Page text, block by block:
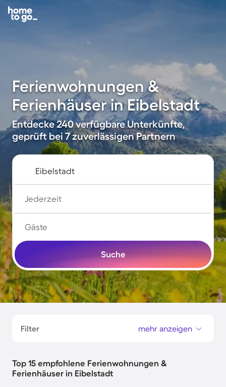
Ferienwohnungen &
Ferienhäuser in Eibelstadt
Entdecke 240 verfügbare Unterkünfte,
geprüft bei 7 zuverlässigen Partnern
Jederzeit
Gäste
Suche
Filter mehr anzeigen
Top 15 empfohlene Ferienwohnungen &
Ferienhäuser in Eibelstadt